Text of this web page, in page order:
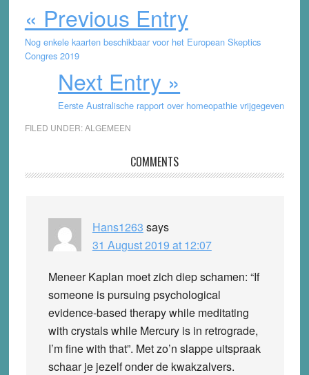
« Previous Entry
Nog enkele kaarten beschikbaar voor het European Skeptics
Congres 2019
Next Entry »
Eerste Australische rapport over homeopathie vrijgegeven
FILED UNDER:ALGEMEEN
Interactions
COMMENTS
Hans1263 says
31 August 2019 at 12:07
Meneer Kaplan moet zich diep schamen: “If
someone is pursuing psychological
evidence-based therapy while meditating
with crystals while Mercury is in retrograde,
I’m fine with that”. Met zo’n slappe uitspraak
schaar je jezelf onder de kwakzalvers.